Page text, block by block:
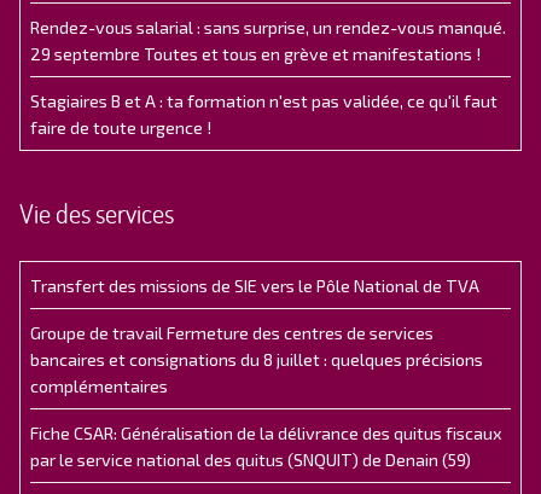
Rendez-vous salarial : sans surprise, un rendez-vous manqué.
29 septembre Toutes et tous en grève et manifestations !
Stagiaires B et A : ta formation n'est pas validée, ce qu'il faut
faire de toute urgence !
Vie des services
Transfert des missions de SIE vers le Pôle National de TVA
Groupe de travail Fermeture des centres de services
bancaires et consignations du 8 juillet : quelques précisions
complémentaires
Fiche CSAR: Généralisation de la délivrance des quitus fiscaux
par le service national des quitus (SNQUIT) de Denain (59)